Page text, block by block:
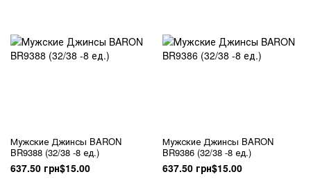
Мужские Джинсы BARON
BR9388 (32/38 -8 ед.)
637.50 грн$15.00
Мужские Джинсы BARON
BR9386 (32/38 -8 ед.)
637.50 грн$15.00